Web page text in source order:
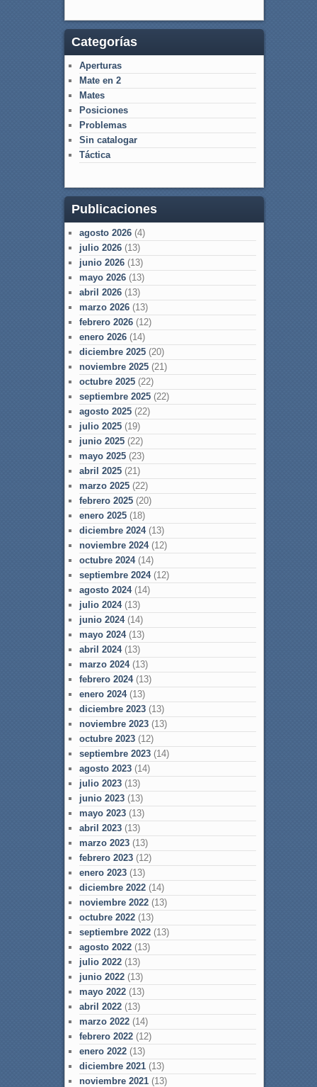
Categorías
Aperturas
Mate en 2
Mates
Posiciones
Problemas
Sin catalogar
Táctica
Publicaciones
agosto 2026(4)
julio 2026(13)
junio 2026(13)
mayo 2026(13)
abril 2026(13)
marzo 2026(13)
febrero 2026(12)
enero 2026(14)
diciembre 2025(20)
noviembre 2025(21)
octubre 2025(22)
septiembre 2025(22)
agosto 2025(22)
julio 2025(19)
junio 2025(22)
mayo 2025(23)
abril 2025(21)
marzo 2025(22)
febrero 2025(20)
enero 2025(18)
diciembre 2024(13)
noviembre 2024(12)
octubre 2024(14)
septiembre 2024(12)
agosto 2024(14)
julio 2024(13)
junio 2024(14)
mayo 2024(13)
abril 2024(13)
marzo 2024(13)
febrero 2024(13)
enero 2024(13)
diciembre 2023(13)
noviembre 2023(13)
octubre 2023(12)
septiembre 2023(14)
agosto 2023(14)
julio 2023(13)
junio 2023(13)
mayo 2023(13)
abril 2023(13)
marzo 2023(13)
febrero 2023(12)
enero 2023(13)
diciembre 2022(14)
noviembre 2022(13)
octubre 2022(13)
septiembre 2022(13)
agosto 2022(13)
julio 2022(13)
junio 2022(13)
mayo 2022(13)
abril 2022(13)
marzo 2022(14)
febrero 2022(12)
enero 2022(13)
diciembre 2021(13)
noviembre 2021(13)